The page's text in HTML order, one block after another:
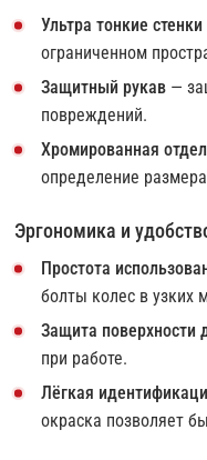
Ультра тонкие стенки
ограниченном
Защитный рукав —
повреждений.
Хромированная
определение
Эргономика и
Простота
болты колес в узких
Защита поверхности
при работе.
Лёгкая
окраска позволяет